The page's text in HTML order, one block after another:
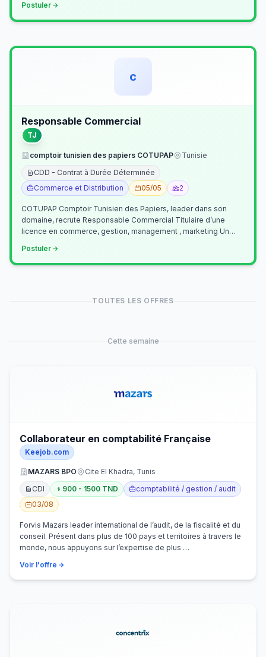
Postuler
c
Responsable Commercial
TJ
comptoir tunisien des papiers COTUPAP
Tunisie
CDD - Contrat à Durée Déterminée
Commerce et Distribution
05/05 2
COTUPAP Comptoir Tunisien des Papiers, leader dans son
domaine, recrute Responsable Commercial Titulaire d’une
licence en commerce, gestion, management , marketing Un
Postuler
TOUTES LES OFFRES
Cette semaine
Collaborateur en comptabilité Française
Keejob.com
MAZARS BPO
Cite El Khadra, Tunis
CDI
900 - 1500 TND
comptabilité / gestion / audit
03/08
Forvis Mazars leader international de l’audit, de la fiscalité et du
conseil. Présent dans plus de 100 pays et territoires à travers le
monde, nous appuyons sur l’expertise de plus …
Voir l'offre